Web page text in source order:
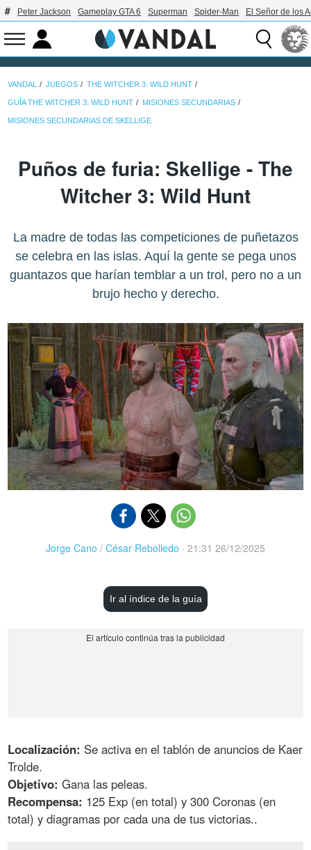
Peter Jackson Gameplay GTA 6 Superman Spider-Man El Señor de los
VANDAL JUEGOS THE WITCHER 3: WILD HUNT
GUÍA THE WITCHER 3: WILD HUNT MISIONES SECUNDARIAS
MISIONES SECUNDARIAS DE SKELLIGE
Puños de furia: Skellige - The
Witcher 3: Wild Hunt
La madre de todas las competiciones de puñetazos
se celebra en las islas. Aquí la gente se pega unos
guantazos que harían temblar a un trol, pero no a un
brujo hecho y derecho.
Jorge Cano / César Rebolledo · 21:31 26/12/2025
Ir al índice de la guía
Localización: Se activa en el tablón de anuncios de Kaer
Trolde.
Objetivo: Gana las peleas.
Recompensa: 125 Exp (en total) y 300 Coronas (en
total) y diagramas por cada una de tus victorias..